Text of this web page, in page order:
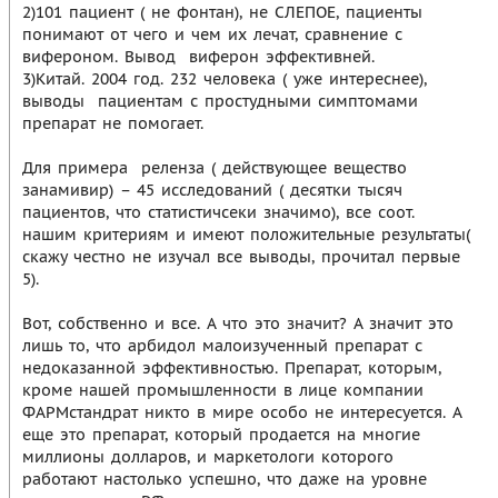
2)101 пациент ( не фонтан), не СЛЕПОЕ, пациенты
понимают от чего и чем их лечат, сравнение с
вифероном. Вывод  виферон эффективней.
3)Китай. 2004 год. 232 человека ( уже интереснее),
выводы  пациентам с простудными симптомами
препарат не помогает.
Для примера  реленза ( действующее вещество
занамивир) – 45 исследований ( десятки тысяч
пациентов, что статистичсеки значимо), все соот.
нашим критериям и имеют положительные результаты(
скажу честно не изучал все выводы, прочитал первые
5).
Вот, собственно и все. А что это значит? А значит это
лишь то, что арбидол малоизученный препарат с
недоказанной эффективностью. Препарат, которым,
кроме нашей промышленности в лице компании
ФАРМстандрат никто в мире особо не интересуется. А
еще это препарат, который продается на многие
миллионы долларов, и маркетологи которого
работают настолько успешно, что даже на уровне